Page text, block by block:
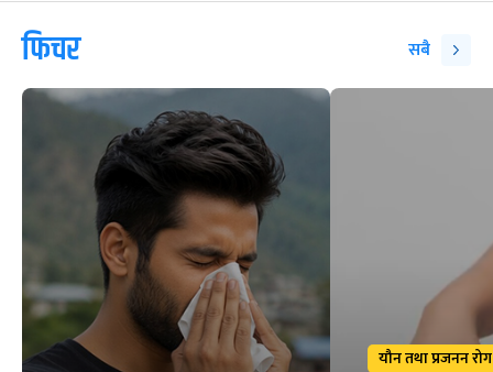
फिचर सबै
यौन तथा प्रजनन रोग